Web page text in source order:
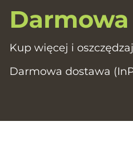
Kup więcej i
Darmowa dostawa